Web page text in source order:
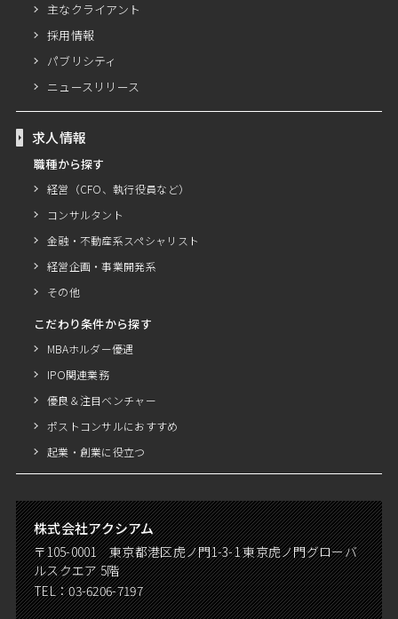
主なクライアント
採用情報
パブリシティ
ニュースリリース
求人情報
職種から探す
経営（CFO、執行役員など）
コンサルタント
金融・不動産系スペシャリスト
経営企画・事業開発系
その他
こだわり条件から探す
MBAホルダー優遇
IPO関連業務
優良＆注目ベンチャー
ポストコンサルにおすすめ
起業・創業に役立つ
株式会社アクシアム
〒105-0001 東京都港区虎ノ門1-3-1 東京虎ノ門グローバ
ルスクエア 5階
TEL：03-6206-7197